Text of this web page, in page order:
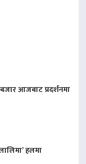
आजबाट प्रदर्शनमा
हलमा